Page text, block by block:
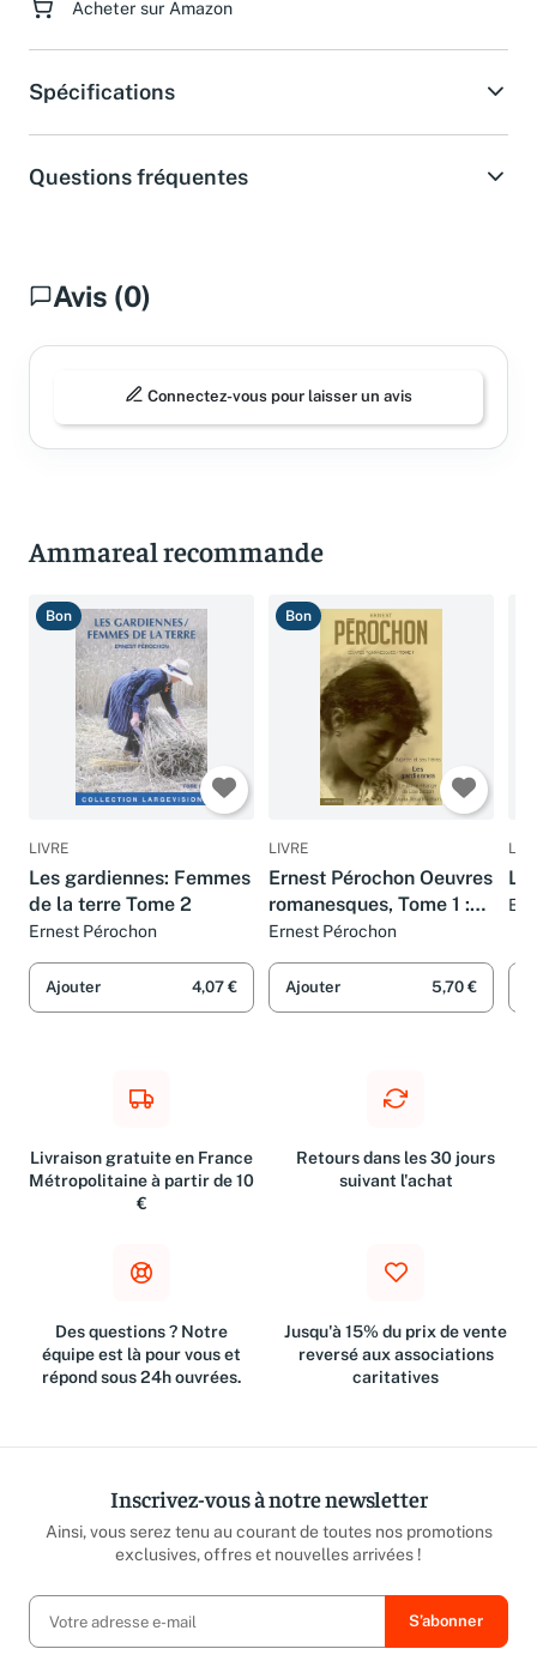
Acheter sur Amazon
Spécifications
Questions fréquentes
Avis (0)
Connectez-vous pour laisser un avis
Ammareal recommande
Bon
LIVRE
Les gardiennes: Femmes
de la terre Tome 2
Ernest Pérochon
Ajouter 4,07 €
Bon
LIVRE
Ernest Pérochon Oeuvres
romanesques, Tome 1 :
Babette et ses frères-Les
étrange de Lise Balzan -
Marie-Rose Méchain
Ernest Pérochon
Ajouter 5,70 €
Livraison gratuite en France
Métropolitaine à partir de 10
€
Retours dans les 30 jours
suivant l'achat
Des questions ? Notre
équipe est là pour vous et
répond sous 24h ouvrées.
Jusqu'à 15% du prix de vente
reversé aux associations
caritatives
Inscrivez-vous à notre newsletter
Ainsi, vous serez tenu au courant de toutes nos promotions
exclusives, offres et nouvelles arrivées !